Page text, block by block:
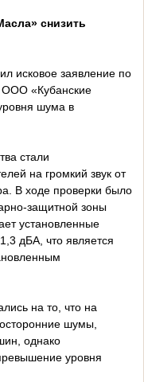
снизить
исковое заявление по
ООО «Кубанские
шума в
стали
на громкий звук от
В ходе проверки было
защитной зоны
установленные
дБА, что является
на то, что на
шумы,
однако
уровня